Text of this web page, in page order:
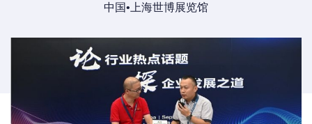
中国•上海世博展览馆